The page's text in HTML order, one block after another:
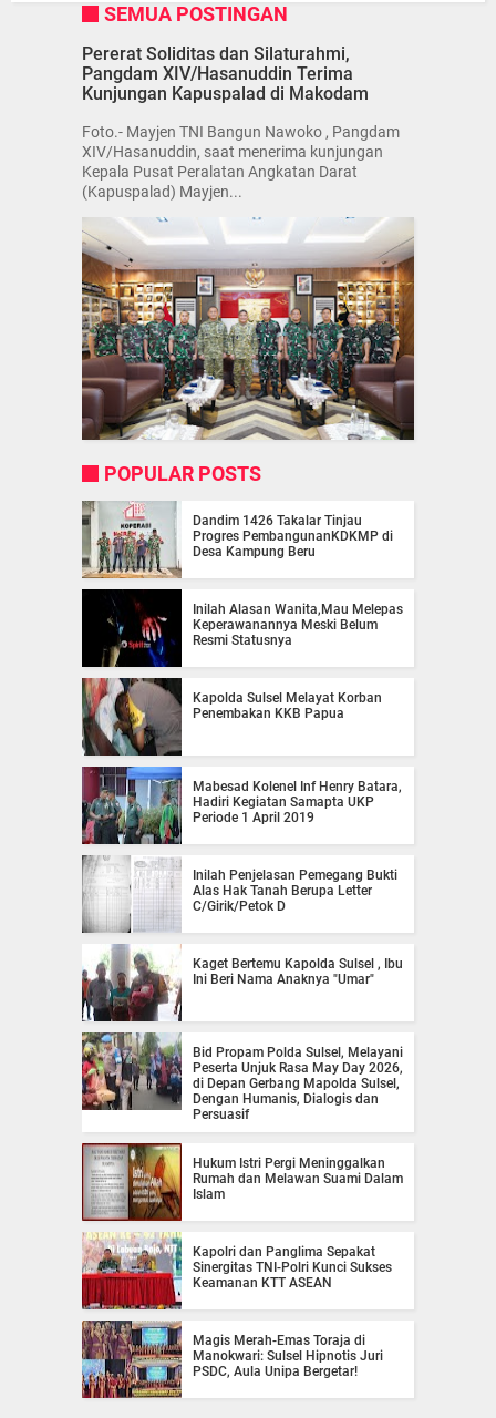
SEMUA POSTINGAN
Pererat Soliditas dan Silaturahmi,
Pangdam XIV/Hasanuddin Terima
Kunjungan Kapuspalad di Makodam
Foto.- Mayjen TNI Bangun Nawoko , Pangdam
XIV/Hasanuddin, saat menerima kunjungan
Kepala Pusat Peralatan Angkatan Darat
(Kapuspalad) Mayjen...
POPULAR POSTS
Dandim 1426 Takalar Tinjau
Progres PembangunanKDKMP di
Desa Kampung Beru
Inilah Alasan Wanita,Mau Melepas
Keperawanannya Meski Belum
Resmi Statusnya
Kapolda Sulsel Melayat Korban
Penembakan KKB Papua
Mabesad Kolenel Inf Henry Batara,
Hadiri Kegiatan Samapta UKP
Periode 1 April 2019
Inilah Penjelasan Pemegang Bukti
Alas Hak Tanah Berupa Letter
C/Girik/Petok D
Kaget Bertemu Kapolda Sulsel , Ibu
Ini Beri Nama Anaknya "Umar"
Bid Propam Polda Sulsel, Melayani
Peserta Unjuk Rasa May Day 2026,
di Depan Gerbang Mapolda Sulsel,
Dengan Humanis, Dialogis dan
Persuasif
Hukum Istri Pergi Meninggalkan
Rumah dan Melawan Suami Dalam
Islam
Kapolri dan Panglima Sepakat
Sinergitas TNI-Polri Kunci Sukses
Keamanan KTT ASEAN
Magis Merah-Emas Toraja di
Manokwari: Sulsel Hipnotis Juri
PSDC, Aula Unipa Bergetar!